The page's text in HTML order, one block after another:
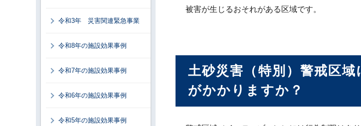
被害が生じるおそれがある区域です。
土砂災害（特別）警戒区
がかかりますか？
令和3年 災害関連緊急事業
令和8年の施設効果事例
令和7年の施設効果事例
令和6年の施設効果事例
令和5年の施設効果事例